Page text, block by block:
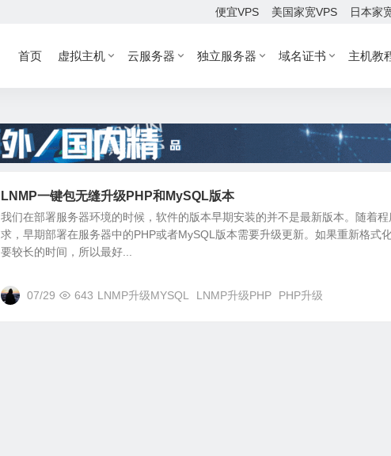
便宜VPS 美国家宽VPS 日本家
首页 虚拟主机 云服务器 独立服务器 域名证书 主机教
LNMP一键包无缝升级PHP和MySQL版本
我们在部署服务器环境的时候，软件的版本早期安装的并不是最新版本。随着
求，早期部署在服务器中的PHP或者MySQL版本需要升级更新。如果重新格式
要较长的时间，所以最好...
07/29 643 LNMP升级MYSQL LNMP升级PHP PHP升级